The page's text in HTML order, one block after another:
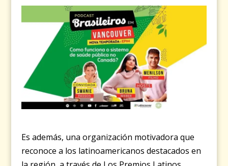
Es además, una organización motivadora que
reconoce a los latinoamericanos destacados en